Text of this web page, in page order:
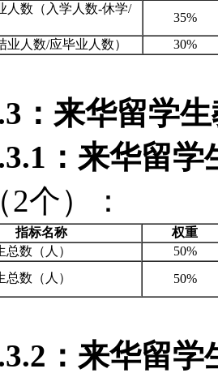
人数（入学人数-休学/
35%
业人数/应毕业人数） 30%
：来华留学
：来华留
个）：
指标名称
权重
数（人）
50%
数（人） 50%
：来华留